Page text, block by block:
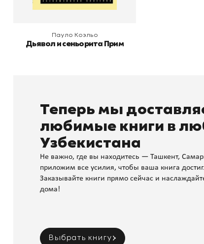
Пауло Коэльо
Дьявол и сеньорита Прим
Теперь мы
любимые книги в
Узбекистана
Не важно, где вы находитесь — Ташкент,
приложим все усилия, чтобы ваша книга
Заказывайте книги прямо сейчас и
дома!
Выбрать книгу